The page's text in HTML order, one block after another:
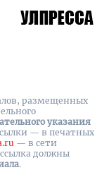
размещенных
указания
— в печатных
— в сети
должны
.